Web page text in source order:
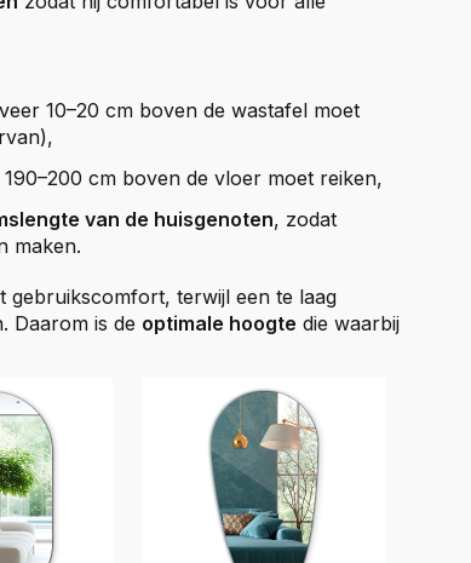
10–20 cm boven de wastafel moet
cm boven de vloer moet reiken,
van de huisgenoten, zodat
maken.
gebruikscomfort, terwijl een te laag
Daarom is de optimale hoogte die waarbij